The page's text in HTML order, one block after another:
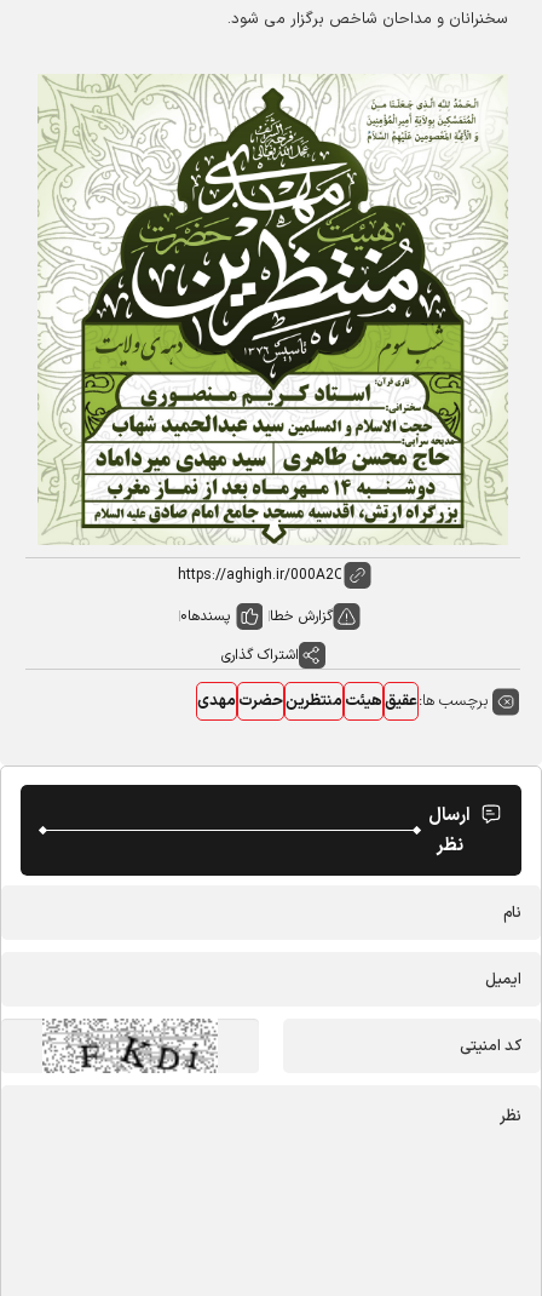
سخنرانان و مداحان شاخص برگزار می شود.
گزارش خطا پسندها0
اشتراک گذاری
برچسب ها:عقیقهیئتمنتظرینحضرتمهدی
ارسال
نظر